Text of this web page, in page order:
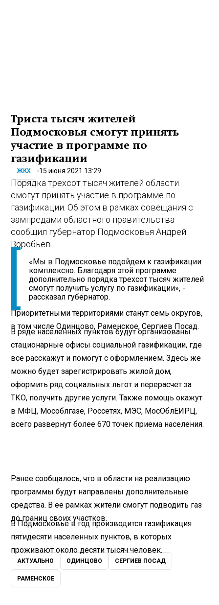
Триста тысяч жителей
Подмосковья смогут принять
участие в программе по
газификации
ЖКХ 15 июня 2021 13:29
Порядка трехсот тысяч жителей области
смогут принять участие в программе по
газификации. Об этом в рамках совещания с
зампредами областного правительства
сообщил губернатор Подмосковья Андрей
Воробьев.
«Мы в Подмосковье подойдем к газификации
комплексно. Благодаря этой программе
дополнительно порядка трехсот тысяч жителей
смогут получить услугу по газификации», -
рассказал губернатор.
Приоритетными территориями станут семь округов,
в том числе Одинцово, Раменское, Сергиев Посад.
В ряде населенных пунктов будут организованы
стационарные офисы социальной газификации, где
все расскажут и помогут с оформлением. Здесь же
можно будет зарегистрировать жилой дом,
оформить ряд социальных льгот и перерасчет за
ТКО, получить другие услуги. Также помощь окажут
в МФЦ, Мособлгазе, Россетях, МЭС, МосОблЕИРЦ,
всего развернут более 670 точек приема населения.
Ранее сообщалось, что в области на реализацию
программы будут направлены дополнительные
средства. В ее рамках жители смогут подводить газ
до границ своих участков.
В Подмосковье в год производится газификация
пятидесяти населенных пунктов, в которых
проживают около десяти тысяч человек.
АКТУАЛЬНО ОДИНЦОВО СЕРГИЕВ ПОСАД
РАМЕНСКОЕ